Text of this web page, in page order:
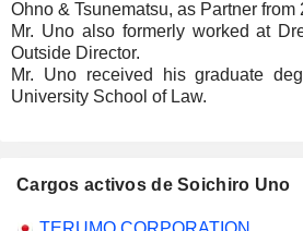
Ohno & Tsunematsu, as Partner from
Mr. Uno also formerly worked at
Outside Director.
Mr. Uno received his graduate
University School of Law.
Cargos activos de Soichiro Uno
Empresas Cargo Inicio